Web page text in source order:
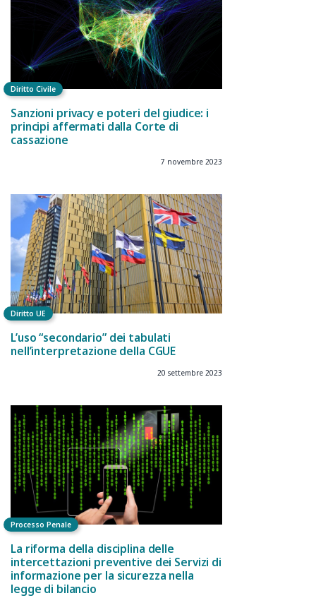
Diritto Civile
Sanzioni privacy e poteri del giudice: i
principi affermati dalla Corte di
cassazione
7 novembre 2023
Diritto UE
L’uso “secondario” dei tabulati
nell’interpretazione della CGUE
20 settembre 2023
Processo Penale
La riforma della disciplina delle
intercettazioni preventive dei Servizi di
informazione per la sicurezza nella
legge di bilancio